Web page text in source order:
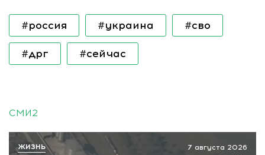
#россия #украина #сво
#дрг #сейчас
СМИ2
7 августа 2026
ЖИЗНЬ